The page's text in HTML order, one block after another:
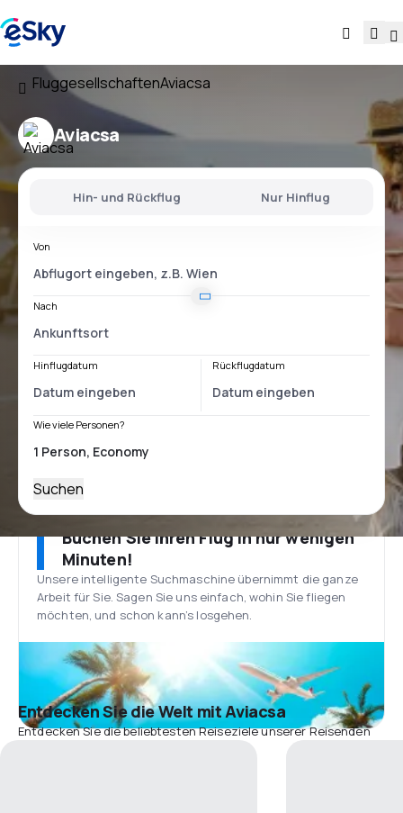
FluggesellschaftenAviacsa
Aviacsa
Hin- und Rückflug Nur Hinflug
Von
Nach
Hinflugdatum Rückflugdatum
Wie viele Personen?
Suchen
Buchen Sie Ihren Flug in nur wenigen
Minuten!
Unsere intelligente Suchmaschine übernimmt die ganze
Arbeit für Sie. Sagen Sie uns einfach, wohin Sie fliegen
möchten, und schon kann’s losgehen.
Entdecken Sie die Welt mit Aviacsa
Entdecken Sie die beliebtesten Reiseziele unserer Reisenden